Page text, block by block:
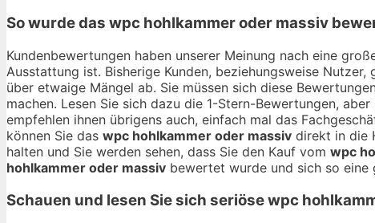
So wurde das wpc hohlkammer oder massiv
Kundenbewertungen haben unserer Meinung nach eine
Ausstattung ist. Bisherige Kunden, beziehungsweise
über etwaige Mängel ab. Sie müssen sich diese
machen. Lesen Sie sich dazu die 1-Stern-Bewertungen,
empfehlen ihnen übrigens auch, einfach mal das
können Sie das wpc hohlkammer oder massiv direkt in die
halten und Sie werden sehen, dass Sie den Kauf vom wpc
hohlkammer oder massiv bewertet wurde und sich so eine
Schauen und lesen Sie sich seriösewpc